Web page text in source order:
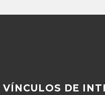
VÍNCULOS DE